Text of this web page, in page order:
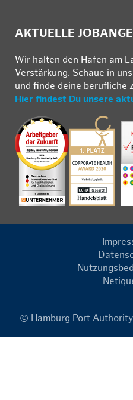
AKTUELLE
Wir hal­ten den Ha­fen am
Ver­stär­kung. Schau­e in
und fin­de deine be­ruf­li­che
Hier findest Du unsere
© Hamburg Port